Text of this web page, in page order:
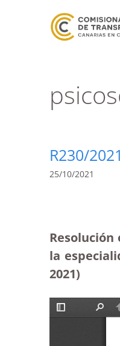
R230/2021
25/10/2021
la
2021)